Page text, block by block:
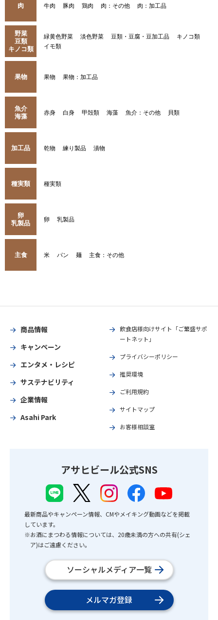
肉 牛肉 豚肉 鶏肉 肉：その他 肉：加工品
野菜
豆類
キノコ類
緑黄色野菜 淡色野菜 豆類・豆腐・豆加工品
キノコ類
イモ類
果物 果物 果物：加工品
魚介
海藻
赤身 白身 甲殻類 海藻 魚介：その他 貝類
加工品 乾物 練り製品 漬物
種実類 種実類
卵
乳製品
卵 乳製品
主食 米 パン 麺 主食：その他
商品情報
キャンペーン
エンタメ・レシピ
サステナビリティ
企業情報
Asahi Park
飲食店様向けサイト「ご繁盛サポ
ートネット」
プライバシーポリシー
推奨環境
ご利用規約
サイトマップ
お客様相談室
アサヒビール公式SNS
最新商品やキャンペーン情報、CMやメイキング動画などを掲載
しています。
※お酒にまつわる情報については、20歳未満の方への共有(シェ
ア)はご遠慮ください。
ソーシャルメディア一覧
メルマガ登録